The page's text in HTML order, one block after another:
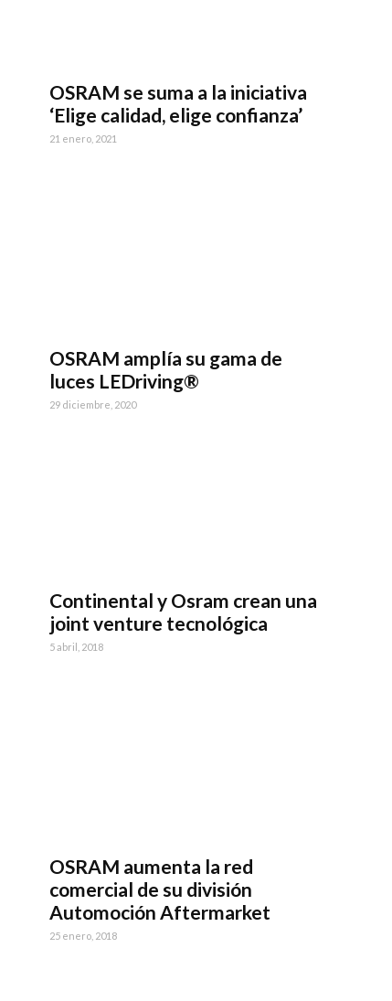
OSRAM se suma a la iniciativa
‘Elige calidad, elige confianza’
21 enero, 2021
OSRAM amplía su gama de
luces LEDriving®
29 diciembre, 2020
Continental y Osram crean una
joint venture tecnológica
5 abril, 2018
OSRAM aumenta la red
comercial de su división
Automoción Aftermarket
25 enero, 2018